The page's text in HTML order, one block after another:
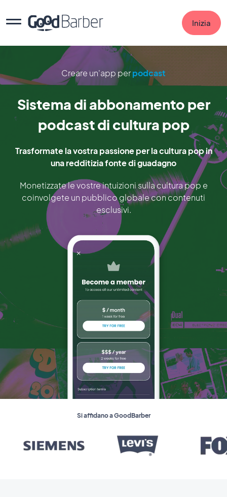
Inizia
Creare un'app perpodcast
Sistema di abbonamento per
podcast di cultura pop
Trasformate la vostra passione per la cultura pop in
una redditizia fonte di guadagno
Monetizzate le vostre intuizioni sulla cultura pop e
coinvolgete un pubblico globale con contenuti
esclusivi.
Si affidano a GoodBarber